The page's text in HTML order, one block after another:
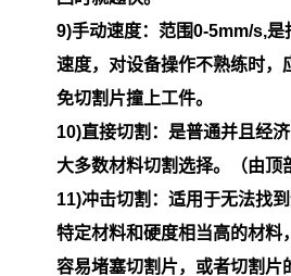
9)手动速度：范围0-5mm/s,是
速度，对设备操作不熟练时，
免切割片撞上工件。
10)直接切割：是普通并且经
大多数材料切割选择。（由顶
11)冲击切割：适用于无法找
特定材料和硬度相当高的材料
容易堵塞切割片，或者切割片